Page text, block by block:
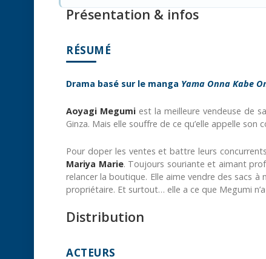
Présentation & infos
RÉSUMÉ
Drama basé sur le manga Yama Onna Kabe
Aoyagi Megumi est la meilleure vendeuse de
Ginza. Mais elle souffre de ce qu’elle appelle son
Pour doper les ventes et battre leurs
Mariya Marie. Toujours souriante et aimant
relancer la boutique. Elle aime vendre des sacs
propriétaire. Et surtout… elle a ce que Megumi
Distribution
ACTEURS